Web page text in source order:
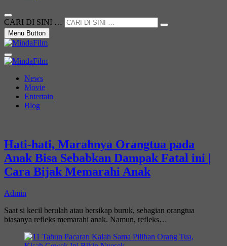
CARI DI SINI …
Menu Button
MindaFilm
Not Just a Movie
News
Movie
Entertain
Blog
Hati-hati, Marahnya Orangtua pada
Anak Bisa Sebabkan Dampak Fatal ini |
Cara Bijak Memarahi Anak
Admin
Saat si kecil berulah atau bersikap buruk, sebagian orangtua
biasanya refleks memarahi anak. Namun, refleks…